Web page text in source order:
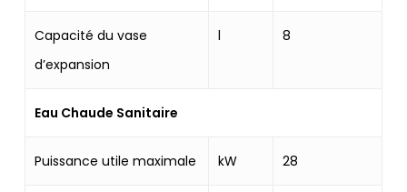
Capacité du vase
d’expansion
l 8
Eau Chaude Sanitaire
Puissance utile maximale kW 28